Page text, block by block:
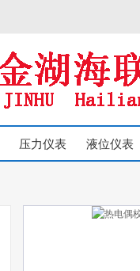
压力仪表 液位仪表